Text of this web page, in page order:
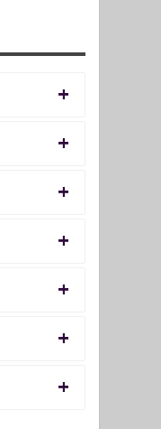
+
+
+
+
+
+
+